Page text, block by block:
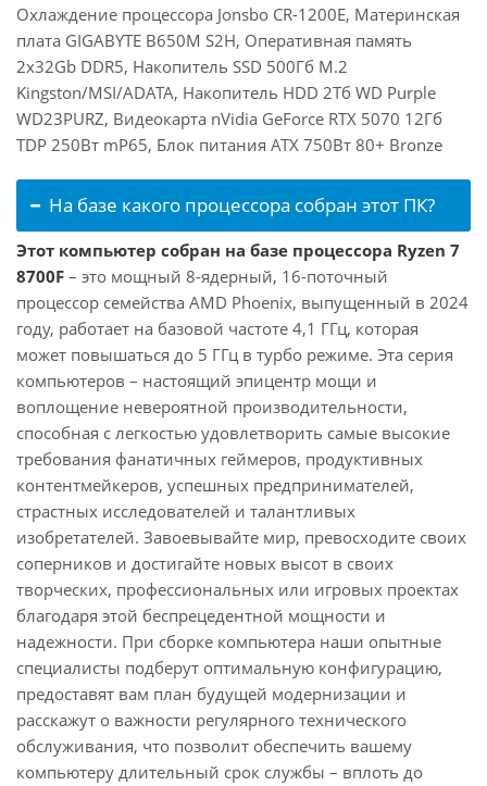
Охлаждение процессора Jonsbo CR-1200E, Материнская
плата GIGABYTE B650M S2H, Оперативная память
2x32Gb DDR5, Накопитель SSD 500Гб M.2
Kingston/MSI/ADATA, Накопитель HDD 2Тб WD Purple
WD23PURZ, Видеокарта nVidia GeForce RTX 5070 12Гб
TDP 250Вт mP65, Блок питания ATX 750Вт 80+ Bronze
На базе какого процессора собран этот ПК?
Этот компьютер собран на базе процессора Ryzen 7
8700F – это мощный 8-ядерный, 16-поточный
процессор семейства AMD Phoenix, выпущенный в 2024
году, работает на базовой частоте 4,1 ГГц, которая
может повышаться до 5 ГГц в турбо режиме. Эта серия
компьютеров – настоящий эпицентр мощи и
воплощение невероятной производительности,
способная с легкостью удовлетворить самые высокие
требования фанатичных геймеров, продуктивных
контентмейкеров, успешных предпринимателей,
страстных исследователей и талантливых
изобретателей. Завоевывайте мир, превосходите своих
соперников и достигайте новых высот в своих
творческих, профессиональных или игровых проектах
благодаря этой беспрецедентной мощности и
надежности. При сборке компьютера наши опытные
специалисты подберут оптимальную конфигурацию,
предоставят вам план будущей модернизации и
расскажут о важности регулярного технического
обслуживания, что позволит обеспечить вашему
компьютеру длительный срок службы – вплоть до